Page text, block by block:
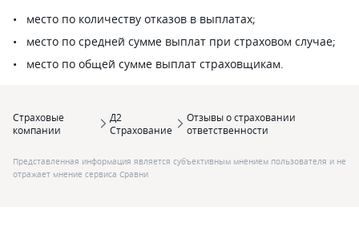
место по количеству отказов в выплатах;
место по средней сумме выплат при страховом случае;
место по общей сумме выплат страховщикам.
Страховые
компании
Д2
Страхование
Отзывы о страховании
ответственности
Представленная информация является субъективным мнением пользователя и не
отражает мнение сервиса Сравни